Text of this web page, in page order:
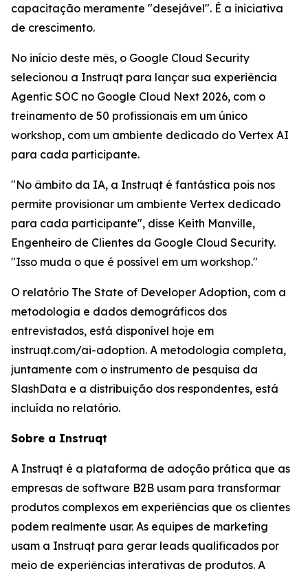
capacitação meramente "desejável". É a iniciativa
de crescimento.
No início deste mês, o Google Cloud Security
selecionou a Instruqt para lançar sua experiência
Agentic SOC no Google Cloud Next 2026, com o
treinamento de 50 profissionais em um único
workshop, com um ambiente dedicado do Vertex AI
para cada participante.
"No âmbito da IA, a Instruqt é fantástica pois nos
permite provisionar um ambiente Vertex dedicado
para cada participante", disse Keith Manville,
Engenheiro de Clientes da Google Cloud Security.
"Isso muda o que é possível em um workshop."
O relatório The State of Developer Adoption, com a
metodologia e dados demográficos dos
entrevistados, está disponível hoje em
instruqt.com/ai-adoption. A metodologia completa,
juntamente com o instrumento de pesquisa da
SlashData e a distribuição dos respondentes, está
incluída no relatório.
Sobre a Instruqt
A Instruqt é a plataforma de adoção prática que as
empresas de software B2B usam para transformar
produtos complexos em experiências que os clientes
podem realmente usar. As equipes de marketing
usam a Instruqt para gerar leads qualificados por
meio de experiências interativas de produtos. A